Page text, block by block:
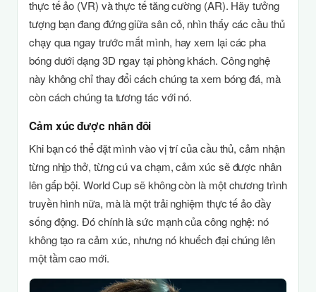
thực tế ảo (VR) và thực tế tăng cường (AR). Hãy tưởng
tượng bạn đang đứng giữa sân cỏ, nhìn thấy các cầu thủ
chạy qua ngay trước mắt mình, hay xem lại các pha
bóng dưới dạng 3D ngay tại phòng khách. Công nghệ
này không chỉ thay đổi cách chúng ta xem bóng đá, mà
còn cách chúng ta tương tác với nó.
Cảm xúc được nhân đôi
Khi bạn có thể đặt mình vào vị trí của cầu thủ, cảm nhận
từng nhịp thở, từng cú va chạm, cảm xúc sẽ được nhân
lên gấp bội. World Cup sẽ không còn là một chương trình
truyền hình nữa, mà là một trải nghiệm thực tế ảo đầy
sống động. Đó chính là sức mạnh của công nghệ: nó
không tạo ra cảm xúc, nhưng nó khuếch đại chúng lên
một tầm cao mới.